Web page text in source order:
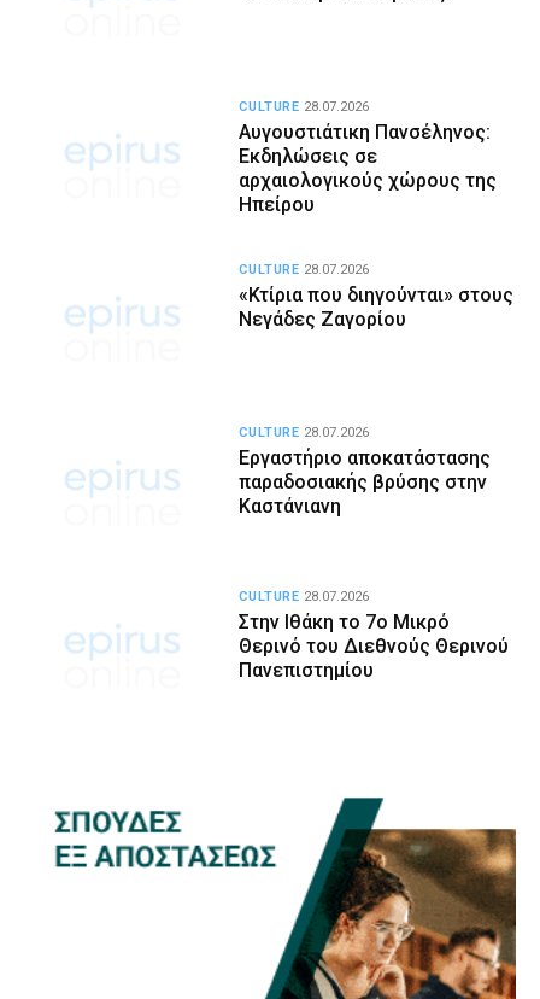
Αυγουστιάτικη Πανσέληνος:
Εκδηλώσεις σε
αρχαιολογικούς χώρους της
Ηπείρου
CULTURE 28.07.2026
«Κτίρια που διηγούνται» στους
Νεγάδες Ζαγορίου
CULTURE 28.07.2026
Εργαστήριο αποκατάστασης
παραδοσιακής βρύσης στην
Καστάνιανη
CULTURE 28.07.2026
Στην Ιθάκη το 7ο Μικρό
Θερινό του Διεθνούς Θερινού
Πανεπιστημίου
CULTURE 28.07.2026